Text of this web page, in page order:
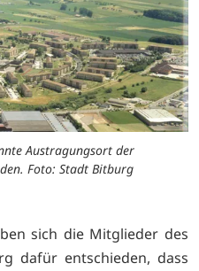
Austragungsort der
Foto: Stadt Bitburg
sich die Mitglieder des
dafür entschieden, dass